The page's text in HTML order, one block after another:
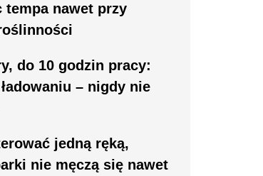
tempa nawet przy
do 10 godzin pracy:
– nigdy nie
jedną ręką,
nie męczą się nawet